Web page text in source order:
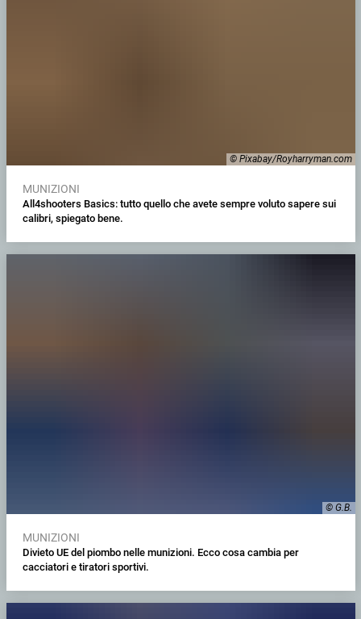
© Pixabay/Royharryman.com
MUNIZIONI
All4shooters Basics: tutto quello che avete sempre voluto sapere sui
calibri, spiegato bene.
© G.B.
MUNIZIONI
Divieto UE del piombo nelle munizioni. Ecco cosa cambia per
cacciatori e tiratori sportivi.